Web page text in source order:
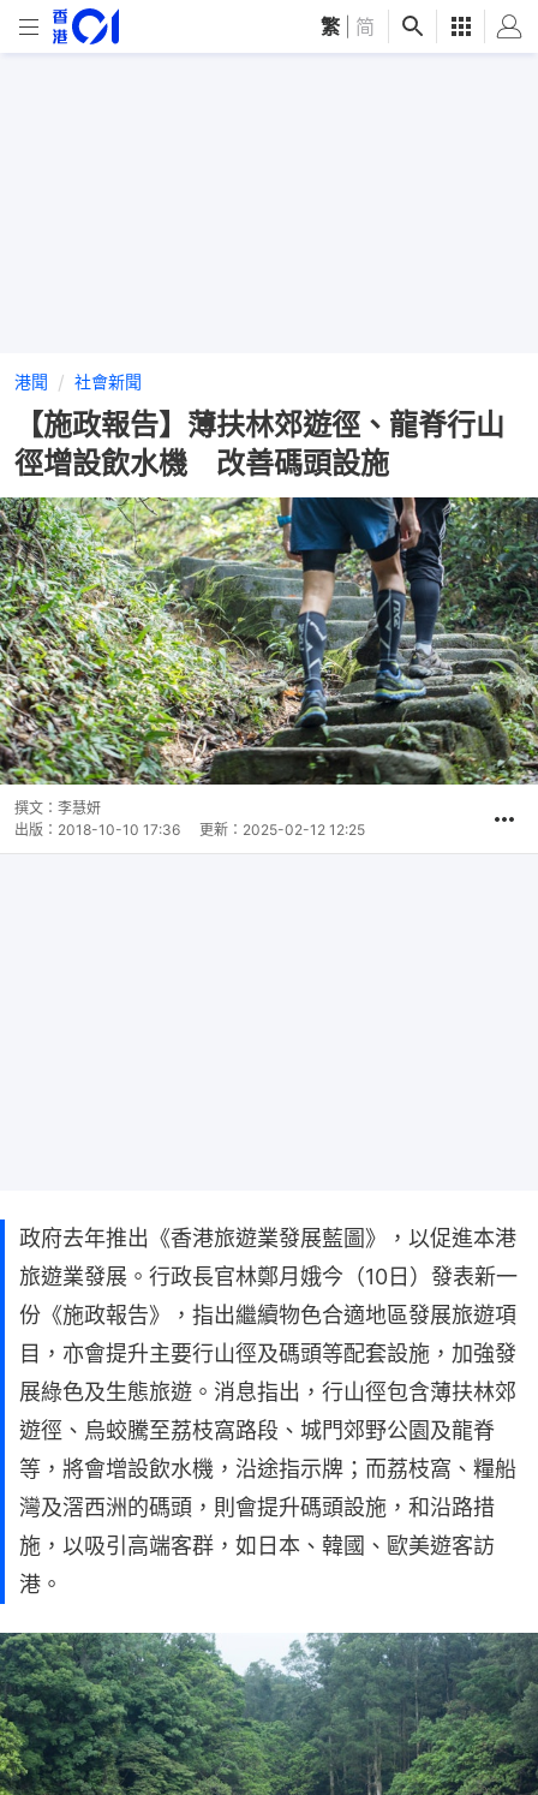
繁 简
港聞 社會新聞
【施政報告】薄扶林郊遊徑、龍脊行山
徑增設飲水機 改善碼頭設施
撰文： 李慧妍
出版： 2018-10-10 17:36 更新： 2025-02-12 12:25
政府去年推出《香港旅遊業發展藍圖》，以促進本港
旅遊業發展。行政長官林鄭月娥今（10日）發表新一
份《施政報告》，指出繼續物色合適地區發展旅遊項
目，亦會提升主要行山徑及碼頭等配套設施，加強發
展綠色及生態旅遊。消息指出，行山徑包含薄扶林郊
遊徑、烏蛟騰至荔枝窩路段、城門郊野公園及龍脊
等，將會增設飲水機，沿途指示牌；而荔枝窩、糧船
灣及滘西洲的碼頭，則會提升碼頭設施，和沿路措
施，以吸引高端客群，如日本、韓國、歐美遊客訪
港。